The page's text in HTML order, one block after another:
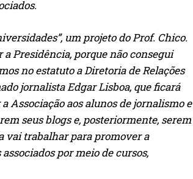
um projeto do Prof. Chico.
Presidência, porque não consegui
no estatuto a Diretoria de Relações
jornalista Edgar Lisboa, que ficará
Associação aos alunos de jornalismo e
seus blogs e, posteriormente, serem
vai trabalhar para promover a
por meio de cursos,